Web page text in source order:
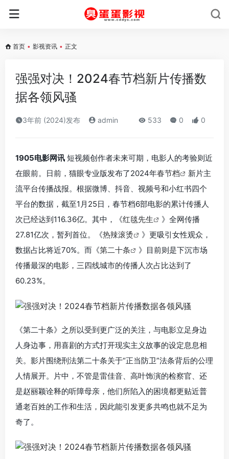
首页 • 影视资讯 • 正文
强强对决！2024春节档新片传播数
据各领风骚
3年前 (2024)发布 admin 533 0 0
1905电影网讯 短视频创作者未来可期，电影人的考验则近
在眼前。日前，猫眼专业版发布了2024年春节档
新片主
流平台传播战报。根据微博、抖音、视频号和小红书四个
平台的数据，截至1月25日，春节档6部电影的累计传播人
次已经达到116.36亿。其中，《红毯先生
》全网传播
27.81亿次，暂列首位。《热辣滚烫
》更吸引女性观众，
数据占比将近70%。而《第二十条
》目前则是下沉市场
传播最深的电影，三四线城市的传播人次占比达到了
60.23%。
《第二十条》之所以受到更广泛的关注，与电影立足身边
人身边事，用喜剧的方式打开现实主义故事的设定息息相
关。影片围绕刑法第二十条关于“正当防卫”法条背后的公理
人情展开。片中，不管是雷佳音、高叶饰演的检察官、还
是赵丽颖诠释的听障母亲，他们所陷入的困境都更贴近普
通老百姓的工作和生活，因此能引发更多共鸣也就不足为
奇了。